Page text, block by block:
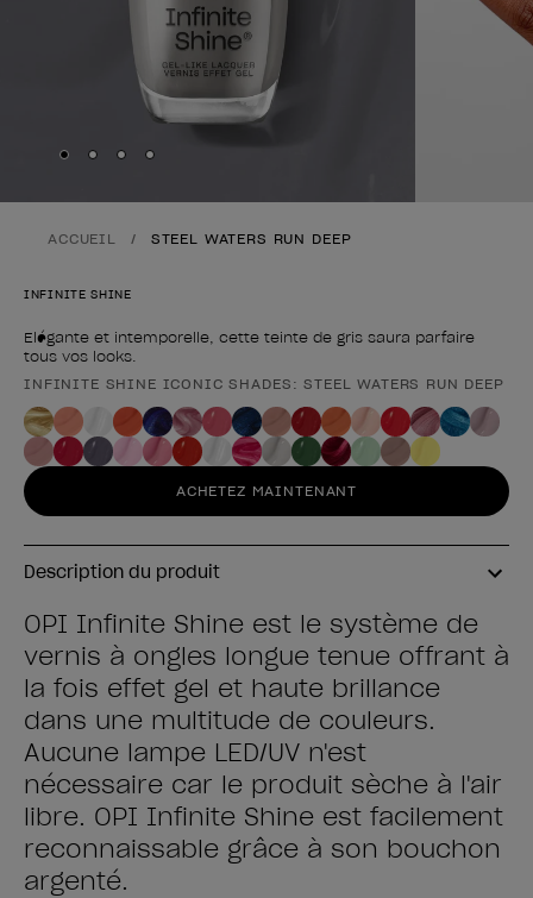
Skip to slide
Skip to slide
Skip to slide
Skip to slide
ACCUEIL STEEL WATERS RUN DEEP
INFINITE SHINE
Elégante et intemporelle, cette teinte de gris saura parfaire
tous vos looks.
Forme du produit
INFINITE SHINE ICONIC SHADES: STEEL WATERS RUN DEEP
ACHETEZ MAINTENANT
Description du produit
OPI Infinite Shine est le système de
vernis à ongles longue tenue offrant à
la fois effet gel et haute brillance
dans une multitude de couleurs.
Aucune lampe LED/UV n'est
nécessaire car le produit sèche à l'air
libre. OPI Infinite Shine est facilement
reconnaissable grâce à son bouchon
argenté.